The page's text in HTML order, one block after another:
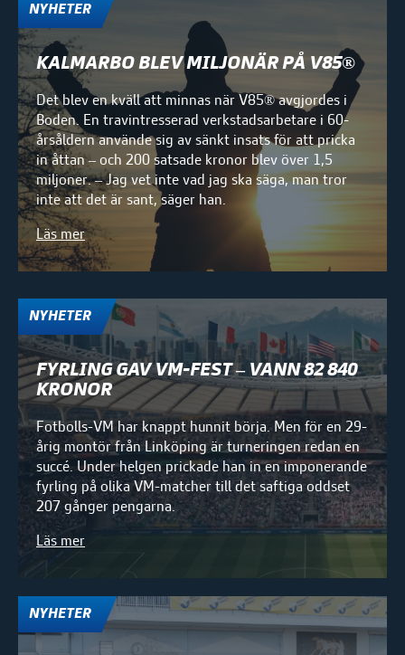
NYHETER
KALMARBO BLEV MILJONÄR PÅ V85®
Det blev en kväll att minnas när V85® avgjordes i
Boden. En travintresserad verkstadsarbetare i 60-
årsåldern använde sig av sänkt insats för att pricka
in åttan – och 200 satsade kronor blev över 1,5
miljoner. – Jag vet inte vad jag ska säga, man tror
inte att det är sant, säger han.
Läs mer
NYHETER
FYRLING GAV VM-FEST – VANN 82 840
KRONOR
Fotbolls-VM har knappt hunnit börja. Men för en 29-
årig montör från Linköping är turneringen redan en
succé. Under helgen prickade han in en imponerande
fyrling på olika VM-matcher till det saftiga oddset
207 gånger pengarna.
Läs mer
NYHETER